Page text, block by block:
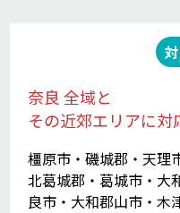
奈良 全域と
その近郊エリアに対
橿原市・磯城郡・天理
北葛城郡・葛城市・大
良市・大和郡山市・木